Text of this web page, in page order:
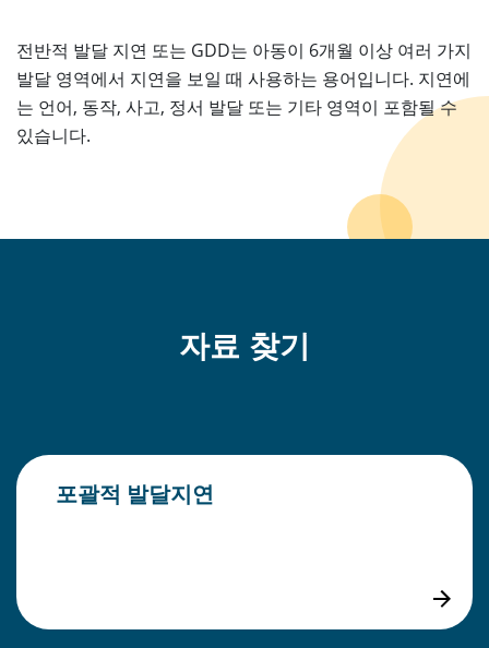
전반적 발달 지연 또는 GDD는 아동이 6개월 이상 여러 가지
발달 영역에서 지연을 보일 때 사용하는 용어입니다. 지연에
는 언어, 동작, 사고, 정서 발달 또는 기타 영역이 포함될 수
있습니다.
자료 찾기
포괄적 발달지연